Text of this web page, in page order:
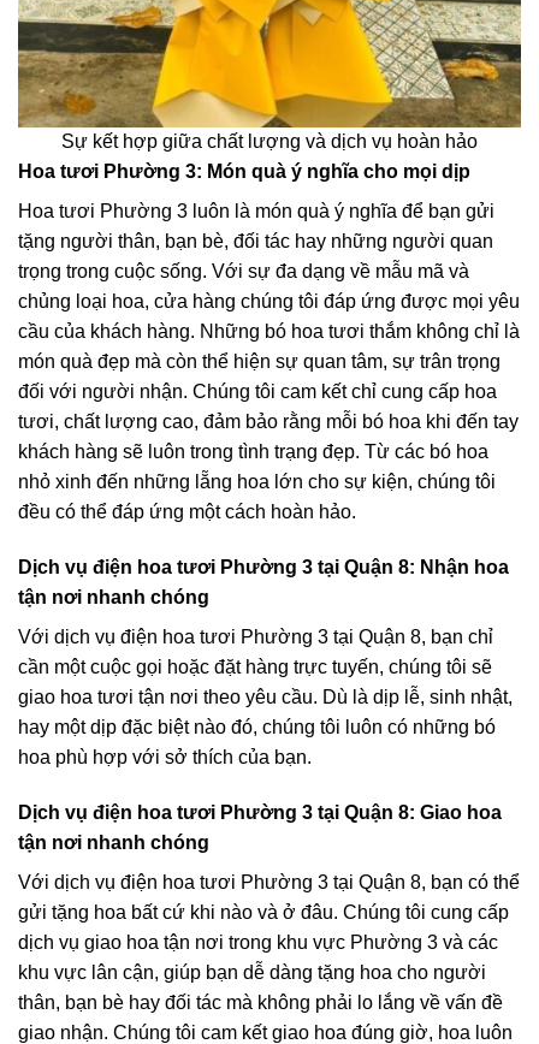
Sự kết hợp giữa chất lượng và dịch vụ hoàn hảo
Hoa tươi Phường 3: Món quà ý nghĩa cho mọi dịp
Hoa tươi Phường 3 luôn là món quà ý nghĩa để bạn gửi
tặng người thân, bạn bè, đối tác hay những người quan
trọng trong cuộc sống. Với sự đa dạng về mẫu mã và
chủng loại hoa, cửa hàng chúng tôi đáp ứng được mọi yêu
cầu của khách hàng. Những bó hoa tươi thắm không chỉ là
món quà đẹp mà còn thể hiện sự quan tâm, sự trân trọng
đối với người nhận. Chúng tôi cam kết chỉ cung cấp hoa
tươi, chất lượng cao, đảm bảo rằng mỗi bó hoa khi đến tay
khách hàng sẽ luôn trong tình trạng đẹp. Từ các bó hoa
nhỏ xinh đến những lẵng hoa lớn cho sự kiện, chúng tôi
đều có thể đáp ứng một cách hoàn hảo.
Dịch vụ điện hoa tươi Phường 3 tại Quận 8: Nhận hoa
tận nơi nhanh chóng
Với dịch vụ điện hoa tươi Phường 3 tại Quận 8, bạn chỉ
cần một cuộc gọi hoặc đặt hàng trực tuyến, chúng tôi sẽ
giao hoa tươi tận nơi theo yêu cầu. Dù là dịp lễ, sinh nhật,
hay một dịp đặc biệt nào đó, chúng tôi luôn có những bó
hoa phù hợp với sở thích của bạn.
Dịch vụ điện hoa tươi Phường 3 tại Quận 8: Giao hoa
tận nơi nhanh chóng
Với dịch vụ điện hoa tươi Phường 3 tại Quận 8, bạn có thể
gửi tặng hoa bất cứ khi nào và ở đâu. Chúng tôi cung cấp
dịch vụ giao hoa tận nơi trong khu vực Phường 3 và các
khu vực lân cận, giúp bạn dễ dàng tặng hoa cho người
thân, bạn bè hay đối tác mà không phải lo lắng về vấn đề
giao nhận. Chúng tôi cam kết giao hoa đúng giờ, hoa luôn